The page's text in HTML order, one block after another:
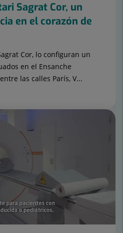
Sagrat Cor, un
en el corazón de
Cor, lo configuran un
en el Ensanche
las calles París, V...